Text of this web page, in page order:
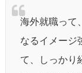
海外就職って
なるイメージ
て、しっかり